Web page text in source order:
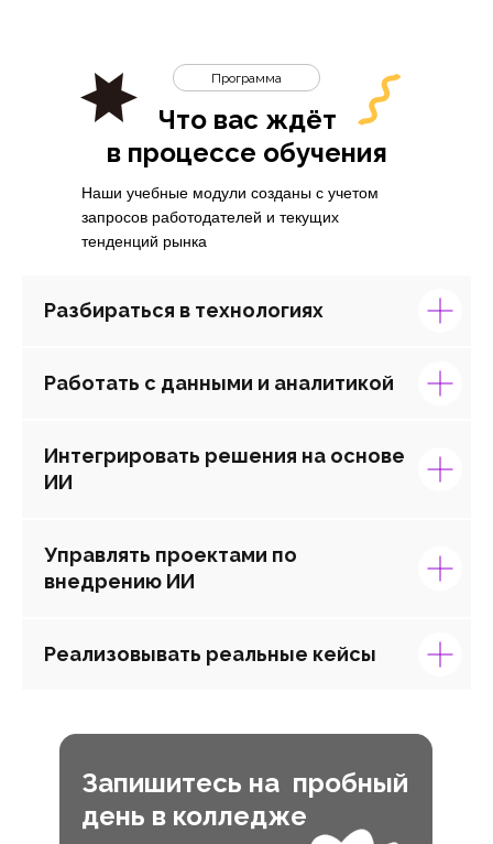
Что вас ждёт
в процессе обучения
Программа
Наши учебные модули созданы с учетом
запросов работодателей и текущих
тенденций рынка
Разбираться в технологиях
Работать с данными и аналитикой
Интегрировать решения на основе
ИИ
Управлять проектами по
внедрению ИИ
Реализовывать реальные кейсы
Запишитесь на пробный
день в колледже